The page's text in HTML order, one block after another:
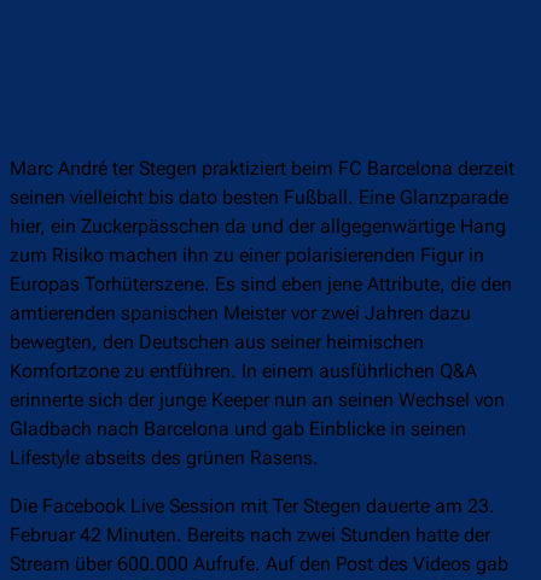
Marc André ter Stegen praktiziert beim FC Barcelona derzeit
seinen vielleicht bis dato besten Fußball. Eine Glanzparade
hier, ein Zuckerpässchen da und der allgegenwärtige Hang
zum Risiko machen ihn zu einer polarisierenden Figur in
Europas Torhüterszene. Es sind eben jene Attribute, die den
amtierenden spanischen Meister vor zwei Jahren dazu
bewegten, den Deutschen aus seiner heimischen
Komfortzone zu entführen. In einem ausführlichen Q&A
erinnerte sich der junge Keeper nun an seinen Wechsel von
Gladbach nach Barcelona und gab Einblicke in seinen
Lifestyle abseits des grünen Rasens.
Die Facebook Live Session mit Ter Stegen dauerte am 23.
Februar 42 Minuten. Bereits nach zwei Stunden hatte der
Stream über 600.000 Aufrufe. Auf den Post des Videos gab